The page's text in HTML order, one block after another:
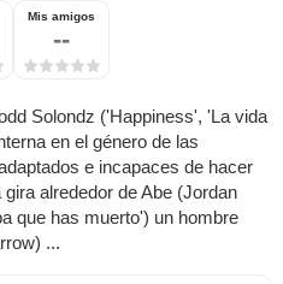
Mis amigos
--
Solondz ('Happiness', 'La vida
en el género de las
e incapaces de hacer
alrededor de Abe (Jordan
que has muerto') un hombre
...